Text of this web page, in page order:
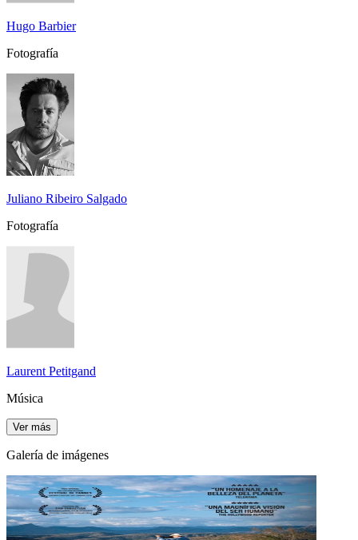
Hugo Barbier
Fotografía
Juliano Ribeiro Salgado
Fotografía
Laurent Petitgand
Música
Ver más
Galería de imágenes